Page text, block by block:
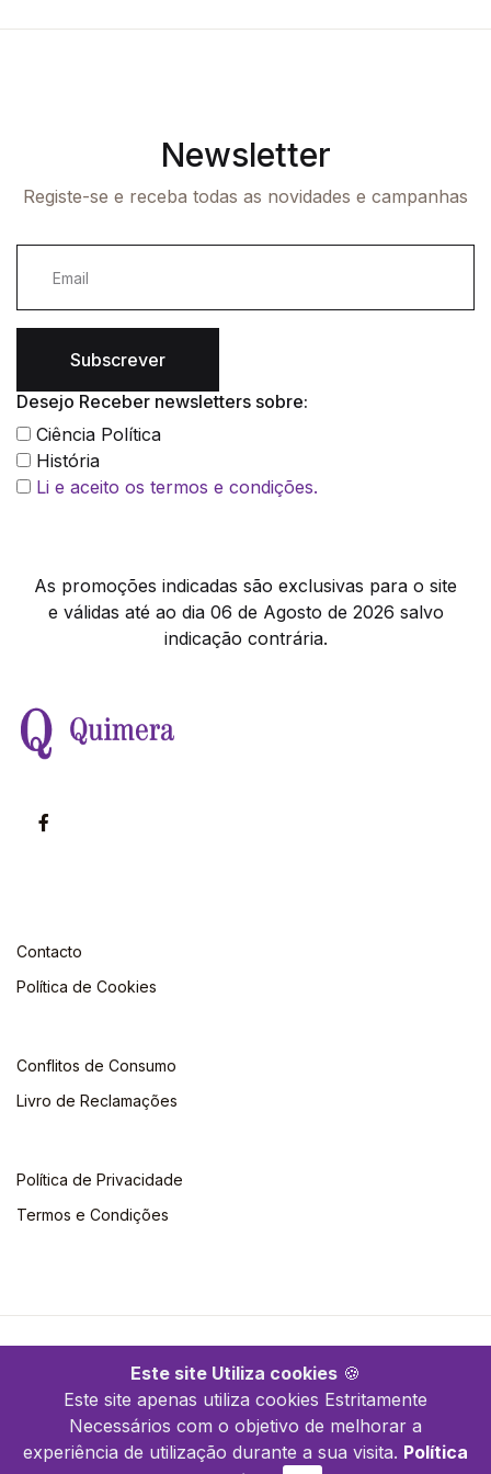
Este site Utiliza cookies 🍪
Este site apenas utiliza cookies Estritamente
Necessários com o objetivo de melhorar a
experiência de utilização durante a sua visita. Política
Newsletter
Registe-se e receba todas as novidades e campanhas
Subscrever
Desejo Receber newsletters sobre:
Ciência Política
História
Li e aceito os termos e condições.
As promoções indicadas são exclusivas para o site
e válidas até ao dia 06 de Agosto de 2026 salvo
indicação contrária.
Contacto
Política de Cookies
Conflitos de Consumo
Livro de Reclamações
Política de Privacidade
Termos e Condições
©2026 Quimera. Todos os direitos reservados